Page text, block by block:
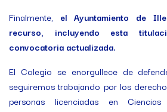
Finalmente, el Ayuntamiento de
recurso, incluyendo esta
convocatoria actualizada.
El Colegio se enorgullece de
seguiremos trabajando por los
personas licenciadas en Ciencias